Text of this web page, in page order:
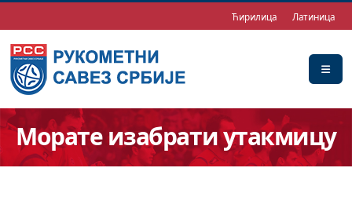
Ћирилица Латиница
Морате изабрати утакмицу